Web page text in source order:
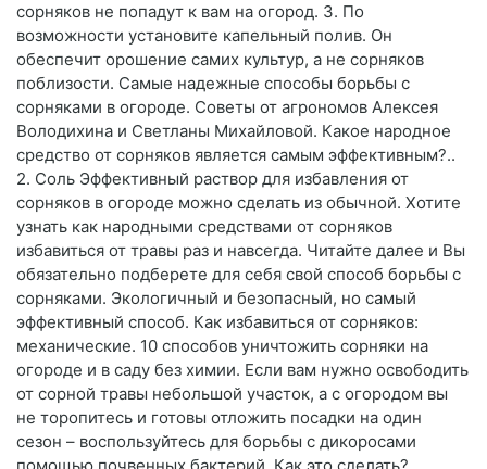
сорняков не попадут к вам на огород. 3. По
возможности установите капельный полив. Он
обеспечит орошение самих культур, а не сорняков
поблизости. Самые надежные способы борьбы с
сорняками в огороде. Советы от агрономов Алексея
Володихина и Светланы Михайловой. Какое народное
средство от сорняков является самым эффективным?..
2. Соль Эффективный раствор для избавления от
сорняков в огороде можно сделать из обычной. Хотите
узнать как народными средствами от сорняков
избавиться от травы раз и навсегда. Читайте далее и Вы
обязательно подберете для себя свой способ борьбы с
сорняками. Экологичный и безопасный, но самый
эффективный способ. Как избавиться от сорняков:
механические. 10 способов уничтожить сорняки на
огороде и в саду без химии. Если вам нужно освободить
от сорной травы небольшой участок, а с огородом вы
не торопитесь и готовы отложить посадки на один
сезон – воспользуйтесь для борьбы с дикоросами